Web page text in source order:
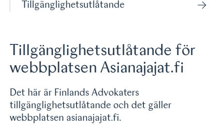
Tillgänglighetsutlåtande
Tillgänglighetsutlåtande för
webbplatsen Asianajajat.fi
Det här är Finlands Advokaters
tillgänglighetsutlåtande och det gäller
webbplatsen asianajajat.fi.